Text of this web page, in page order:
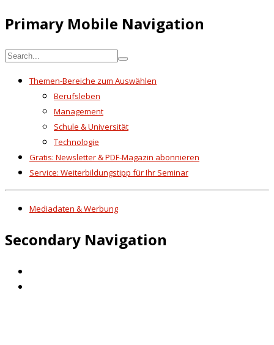
Primary Mobile Navigation
Themen-Bereiche zum Auswählen
Berufsleben
Management
Schule & Universität
Technologie
Gratis: Newsletter & PDF-Magazin abonnieren
Service: Weiterbildungstipp für Ihr Seminar
Mediadaten & Werbung
Secondary Navigation